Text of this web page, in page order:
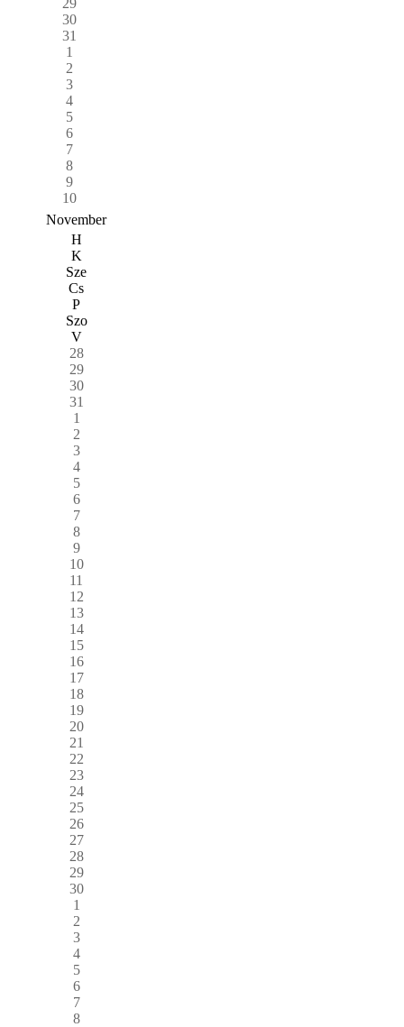
30
31
1
2
3
4
5
6
7
8
9
10
November
H
K
Sze
Cs
P
Szo
V
28
29
30
31
1
2
3
4
5
6
7
8
9
10
11
12
13
14
15
16
17
18
19
20
21
22
23
24
25
26
27
28
29
30
1
2
3
4
5
6
7
8